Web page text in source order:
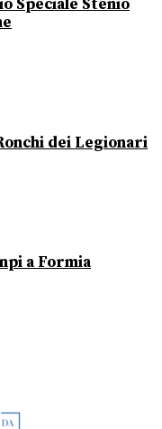
Speciale Stenio
dei Legionari
a Formia